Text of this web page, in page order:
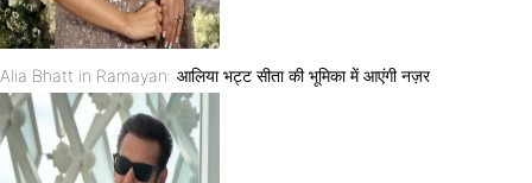
Alia Bhatt in Ramayan: आलिया भट्ट सीता की भूमिका में आएंगी नज़र